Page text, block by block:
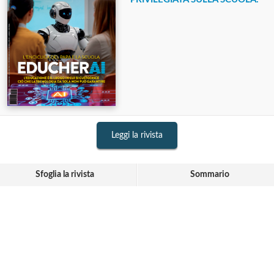
Leggi la rivista
Sfoglia la rivista Sommario